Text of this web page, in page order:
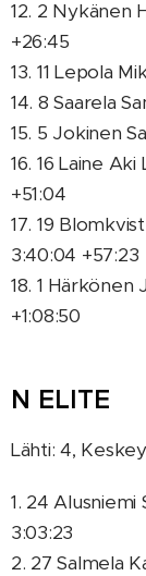
12. 2 Nykänen
+26:45
13. 11 Lepola
14. 8 Saarela
15. 5 Jokinen
16. 16 Laine
+51:04
17. 19
3:40:04 +57:23
18. 1 Härkönen
+1:08:50
N ELITE
Lähti: 4,
1. 24
3:03:23
2. 27 Salmela